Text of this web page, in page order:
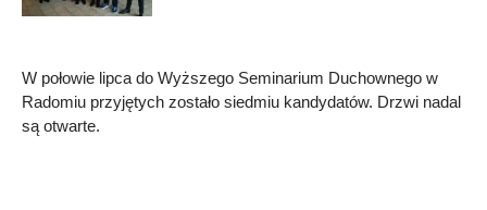
W połowie lipca do Wyższego Seminarium Duchownego w
Radomiu przyjętych zostało siedmiu kandydatów. Drzwi nadal
są otwarte.